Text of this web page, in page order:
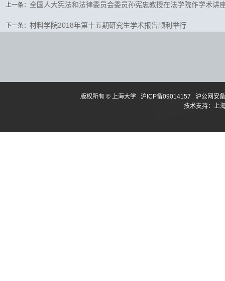
上一条： 全国人大宪法和法律委员会委员孙宪忠教授在法学院作学术讲
下一条： 材料学院2018年第十五期研究生学术报告顺利举行
版权所有 © 上海大学 沪ICP备09014157
沪公网安
技术支持：上